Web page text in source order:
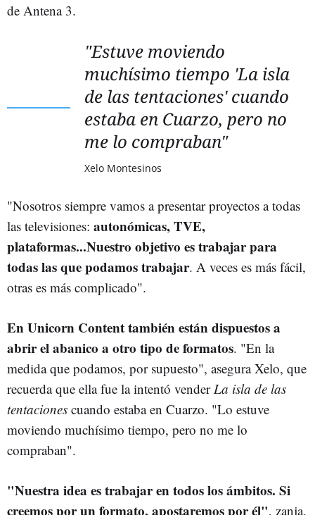
de Antena 3.
"Estuve moviendo
muchísimo tiempo 'La isla
de las tentaciones' cuando
estaba en Cuarzo, pero no
me lo compraban"
Xelo Montesinos
"Nosotros siempre vamos a presentar proyectos a todas
las televisiones: autonómicas, TVE,
plataformas...Nuestro objetivo es trabajar para
todas las que podamos trabajar. A veces es más fácil,
otras es más complicado".
En Unicorn Content también están dispuestos a
abrir el abanico a otro tipo de formatos. "En la
medida que podamos, por supuesto", asegura Xelo, que
recuerda que ella fue la intentó venderLa isla de las
tentaciones cuando estaba en Cuarzo. "Lo estuve
moviendo muchísimo tiempo, pero no me lo
compraban".
"Nuestra idea es trabajar en todos los ámbitos. Si
creemos por un formato, apostaremos por él", zanja.